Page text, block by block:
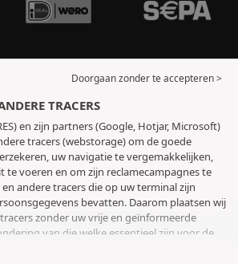
Doorgaan zonder te accepteren >
TRACERS
en zijn partners (Google, Hotjar, Microsoft)
tracers (webstorage) om de goede
uw navigatie te vergemakkelijken,
te voeren en om zijn reclamecampagnes te
andere tracers die op uw terminal zijn
bevatten. Daarom plaatsen wij
zonder uw vrije en geïnformeerde
van die welke essentieel zijn voor de